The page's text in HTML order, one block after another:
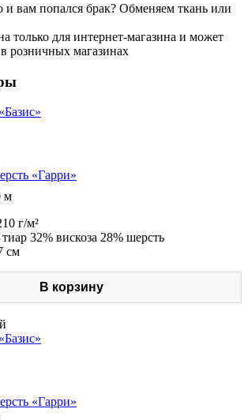
и вам попался брак? Обменяем ткань или
только для интернет-магазина и может
розничных магазинах
«Гарри»
м
г/м²
32% вискоза 28% шерсть
см
В корзину
«Гарри»